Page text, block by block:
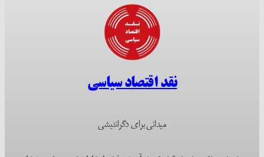
نقد اقتصاد سیاسی
میدانی برای دگراندیشی